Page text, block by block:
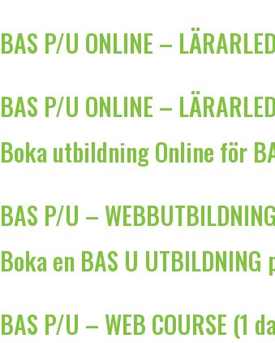
BAS P/U ONLINE –
BAS P/U ONLINE –
Boka utbildning Online för
BAS P/U –
Boka en BAS U
BAS P/U – WEB COURSE (1